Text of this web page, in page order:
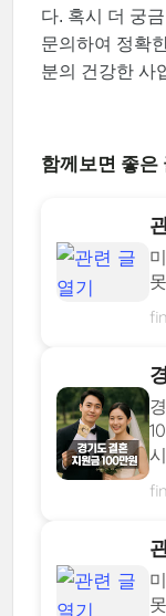
다. 혹시 더 궁
문의하여 정확
분의 건강한 사
함께보면 좋은